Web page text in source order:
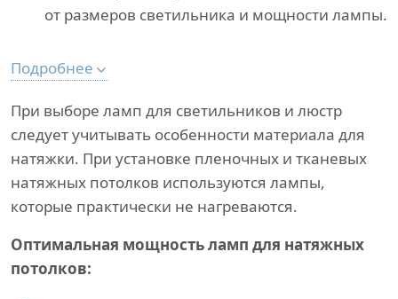
от размеров светильника и мощности лампы.
Подробнее
При выборе ламп для светильников и люстр
следует учитывать особенности материала для
натяжки. При установке пленочных и тканевых
натяжных потолков используются лампы,
которые практически не нагреваются.
Оптимальная мощность ламп для натяжных
потолков: